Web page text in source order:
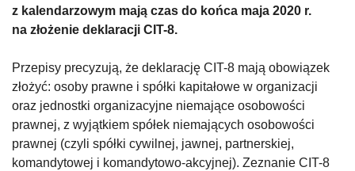
z kalendarzowym mają czas do końca maja 2020 r.
na złożenie deklaracji CIT-8.
Przepisy precyzują, że deklarację CIT-8 mają obowiązek
złożyć: osoby prawne i spółki kapitałowe w organizacji
oraz jednostki organizacyjne niemające osobowości
prawnej, z wyjątkiem spółek niemających osobowości
prawnej (czyli spółki cywilnej, jawnej, partnerskiej,
komandytowej i komandytowo-akcyjnej). Zeznanie CIT-8